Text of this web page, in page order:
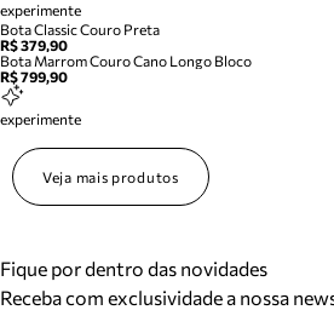
experimente
Bota Classic Couro Preta
R$ 379,90
Bota Marrom Couro Cano Longo Bloco
R$ 799,90
experimente
Veja mais produtos
Fique por dentro das novidades
Receba com exclusividade a nossa